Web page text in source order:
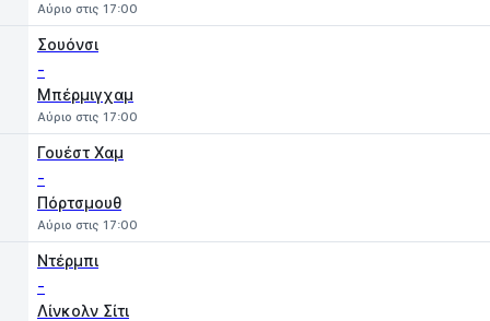
Αύριο στις 17:00
Σουόνσι
-
Μπέρμιγχαμ
Αύριο στις 17:00
Γουέστ Χαμ
-
Πόρτσμουθ
Αύριο στις 17:00
Ντέρμπι
-
Λίνκολν Σίτι